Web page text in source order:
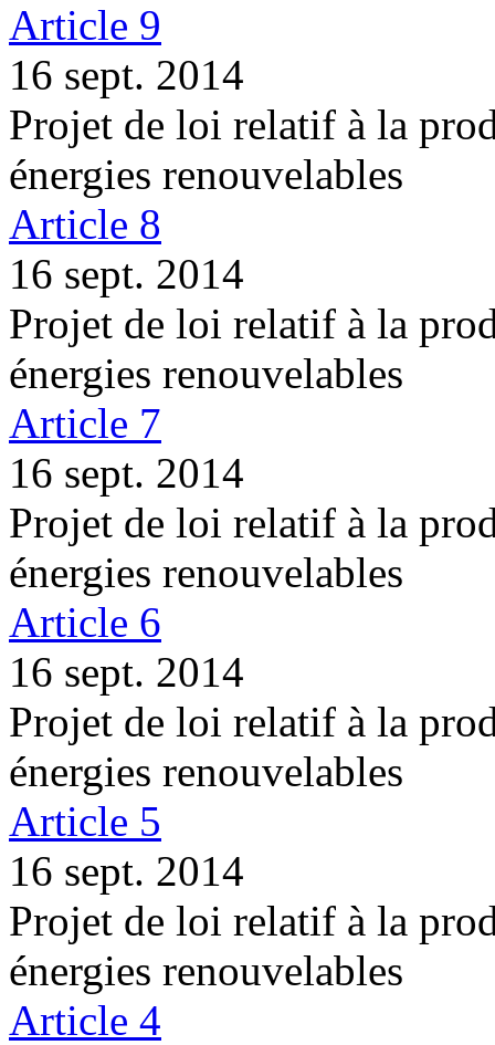
Article 9
16 sept. 2014
Projet de loi relatif à la
énergies renouvelables
Article 8
16 sept. 2014
Projet de loi relatif à la
énergies renouvelables
Article 7
16 sept. 2014
Projet de loi relatif à la
énergies renouvelables
Article 6
16 sept. 2014
Projet de loi relatif à la
énergies renouvelables
Article 5
16 sept. 2014
Projet de loi relatif à la
énergies renouvelables
Article 4